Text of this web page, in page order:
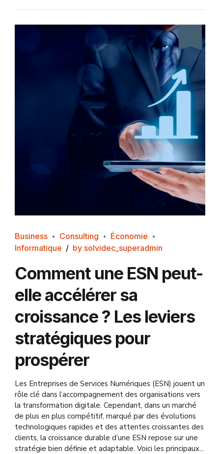
Business Consulting
Économie
Informatique
by solvidec_superadmin
Comment une ESN peut-
elle accélérer sa
croissance ? Les leviers
stratégiques pour
prospérer
Les Entreprises de Services Numériques (ESN) jouent un
rôle clé dans l’accompagnement des organisations vers
la transformation digitale. Cependant, dans un marché
de plus en plus compétitif, marqué par des évolutions
technologiques rapides et des attentes croissantes des
clients, la croissance durable d’une ESN repose sur une
stratégie bien définie et adaptable. Voici les principaux...